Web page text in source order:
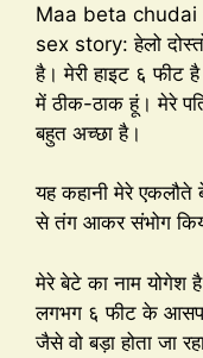
Maa beta
sex story: हेलो
है। मेरी हाइट ६ फीट
में ठीक-ठाक हूं। मेरे
बहुत अच्छा है।
यह कहानी मेरे
से तंग आकर संभोग
मेरे बेटे का नाम योगेश
लगभग ६ फीट के
जैसे वो बड़ा होता जा